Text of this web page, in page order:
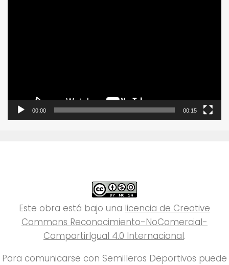
00:00 00:15
Este obra está bajo una licencia de Creative
Commons Reconocimiento-NoComercial-
CompartirIgual 4.0 Internacional.
Para comunicarse con Semilleros Deportivos puede